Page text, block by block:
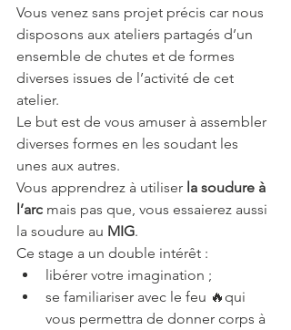
Vous venez sans projet précis car nous
disposons aux ateliers partagés d’un
ensemble de chutes et de formes
diverses issues de l’activité de cet
atelier.
Le but est de vous amuser à assembler
diverses formes en les soudant les
unes aux autres.
Vous apprendrez à utiliser la soudure à
l’arc mais pas que, vous essaierez aussi
la soudure au MIG.
Ce stage a un double intérêt :
libérer votre imagination ;
se familiariser avec le feu 🔥qui
vous permettra de donner corps à